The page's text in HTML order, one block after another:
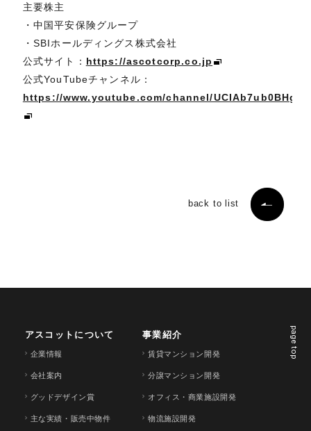
主要株主
・中国平安保険グループ
・SBIホールディングス株式会社
公式サイト： https://ascotcorp.co.jp
公式YouTubeチャンネル：
https://www.youtube.com/channel/
back to list
page top
アスコットについて
企業情報
会社案内
グッドデザイン賞
主な実績・販売中物件
事業紹介
賃貸マンション開発
分譲マンション開発
オフィス・商業施設開発
物流施設開発